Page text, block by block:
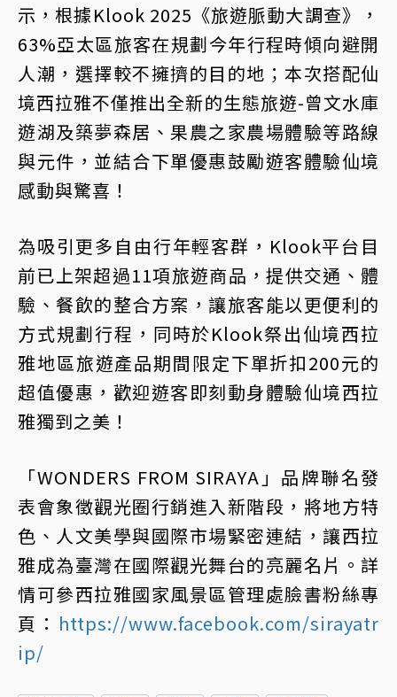
示，根據Klook 2025《旅遊脈動大調查》，
63%亞太區旅客在規劃今年行程時傾向避開
人潮，選擇較不擁擠的目的地；本次搭配仙
境西拉雅不僅推出全新的生態旅遊-曾文水庫
遊湖及築夢森居、果農之家農場體驗等路線
與元件，並結合下單優惠鼓勵遊客體驗仙境
感動與驚喜！
為吸引更多自由行年輕客群，Klook平台目
前已上架超過11項旅遊商品，提供交通、體
驗、餐飲的整合方案，讓旅客能以更便利的
方式規劃行程，同時於Klook祭出仙境西拉
雅地區旅遊產品期間限定下單折扣200元的
超值優惠，歡迎遊客即刻動身體驗仙境西拉
雅獨到之美！
「WONDERS FROM SIRAYA」品牌聯名發
表會象徵觀光圈行銷進入新階段，將地方特
色、人文美學與國際市場緊密連結，讓西拉
雅成為臺灣在國際觀光舞台的亮麗名片。詳
情可參西拉雅國家風景區管理處臉書粉絲專
頁： https://www.facebook.com/sirayatr
ip/